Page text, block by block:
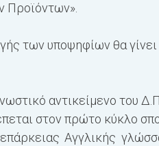
Προϊόντων».
των υποψηφίων θα
αντικείμενο του
στον πρώτο κύκλο
Αγγλικής